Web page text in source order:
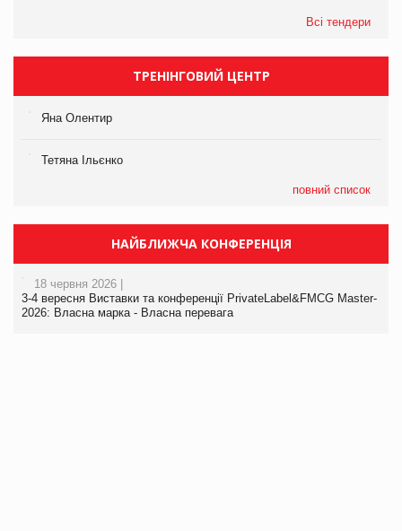
Всі тендери
ТРЕНІНГОВИЙ ЦЕНТР
Яна Олентир
Тетяна Ільєнко
повний список
НАЙБЛИЖЧА КОНФЕРЕНЦІЯ
18 червня 2026 |
3-4 вересня Виставки та конференції PrivateLabel&FMCG Master-
2026: Власна марка - Власна перевага